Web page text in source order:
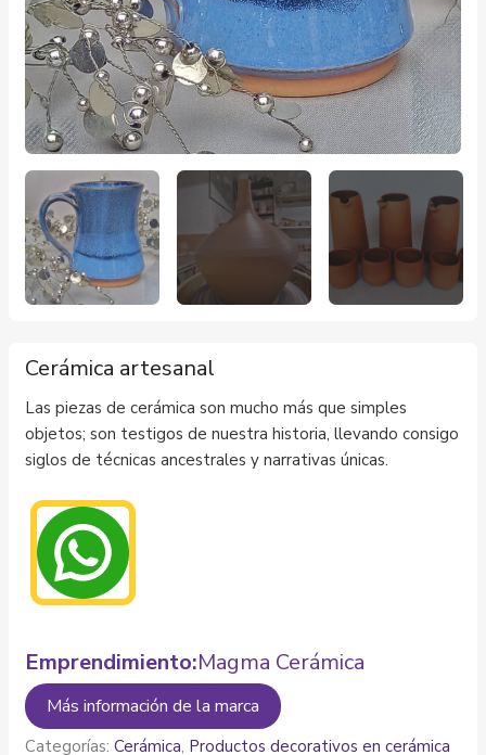
Cerámica artesanal
Las piezas de cerámica son mucho más que simples
objetos; son testigos de nuestra historia, llevando consigo
siglos de técnicas ancestrales y narrativas únicas.
Emprendimiento:Magma Cerámica
Más información de la marca
Categorías: Cerámica, Productos decorativos en cerámica